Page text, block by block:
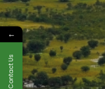
←
Contact Us